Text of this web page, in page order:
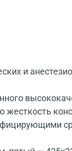
и
жесткость